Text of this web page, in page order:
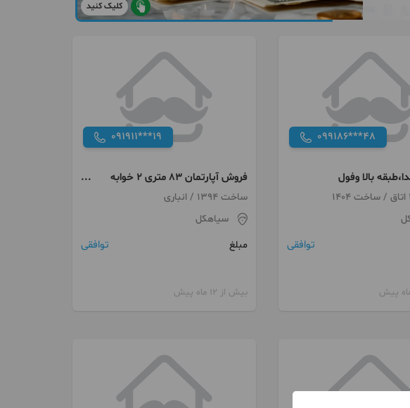
کلیک کنید
099186***48
بالا وفول
توافقی
091911***19
فروش آپارتمان ۸۳ متری ۲ خوابه
طبقه ۱
ساخت 1394 / انباری
سیاهکل
مبلغ
توافقی
بیش از 12 ماه پیش